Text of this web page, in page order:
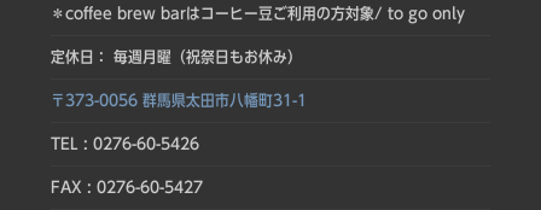
＊coffee brew barはコーヒー豆ご利用の方対象/ to go only
定休日： 毎週月曜（祝祭日もお休み）
〒373-0056 群馬県太田市八幡町31-1
TEL : 0276-60-5426
FAX : 0276-60-5427